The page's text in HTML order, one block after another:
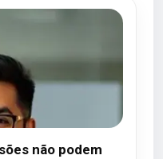
não podem